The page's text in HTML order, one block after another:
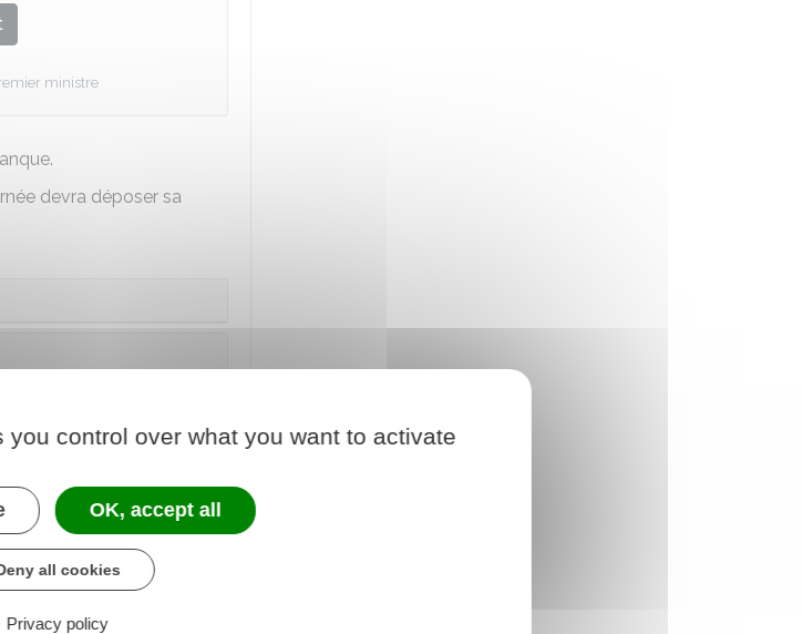
ministre
devra déposer sa
compte bancaire
pourront être
control over what you want to activate
OK, accept all
all cookies
Privacy policy